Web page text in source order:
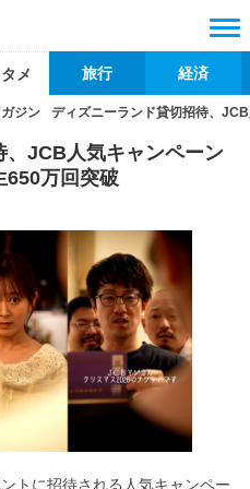
メ 旅行 経済
ジン ディズニーランド貸切招待、
、JCB人気キャンペーン
650万回突破
トに招待される人気キャンペー